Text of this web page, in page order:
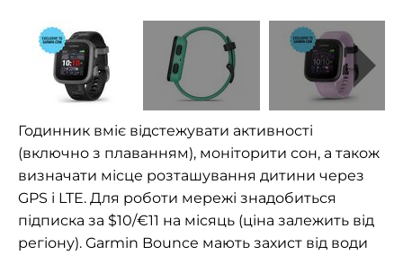
Годинник вміє відстежувати активності
(включно з плаванням), моніторити сон, а також
визначати місце розташування дитини через
GPS і LTE. Для роботи мережі знадобиться
підписка за $10/€11 на місяць (ціна залежить від
регіону). Garmin Bounce мають захист від води